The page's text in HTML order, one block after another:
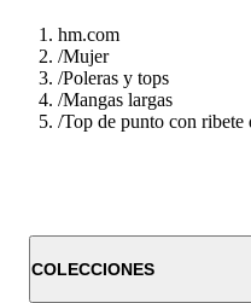
hm.com
/Mujer
/Poleras y tops
/Mangas largas
/Top de punto con ribete
COLECCIONES